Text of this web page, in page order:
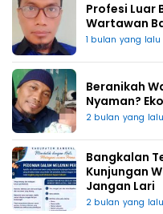
Profesi Luar
Wartawan
1 bulan yang lalu
Beranikah
Nyaman?
2 bulan yang lalu
Bangkalan
Kunjungan
Jangan Lari
2 bulan yang lalu